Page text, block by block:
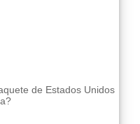
de Estados Unidos